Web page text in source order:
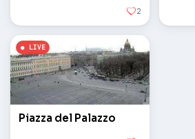
2
Piazza del Palazzo